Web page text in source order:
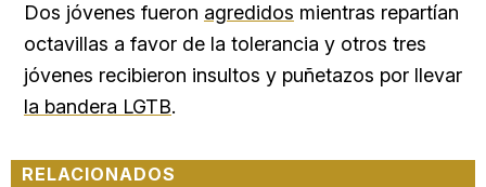
Dos jóvenes fueron agredidos mientras repartían
octavillas a favor de la tolerancia y otros tres
jóvenes recibieron insultos y puñetazos por llevar
la bandera LGTB.
RELACIONADOS